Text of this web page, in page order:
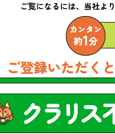
ご登録いただくと